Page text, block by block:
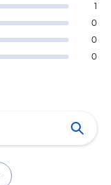
1
0
0
0